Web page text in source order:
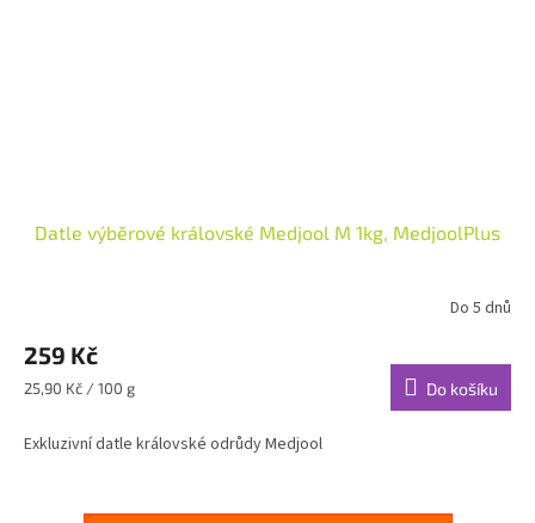
Datle výběrové královské Medjool M 1kg, MedjoolPlus
Do 5 dnů
259 Kč
Měrná
25,90 Kč / 100 g Do košíku
Exkluzivní datle královské odrůdy Medjool